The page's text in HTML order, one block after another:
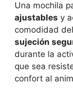
Una mochila
ajustables y
comodidad
sujeción
durante la
que sea
confort al